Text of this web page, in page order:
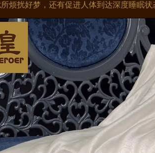
烦扰好梦，还有促进人体到达深度睡眠状